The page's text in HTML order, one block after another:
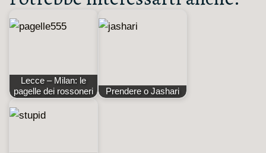
Lecce – Milan: le
pagelle dei rossoneri
Prendere o Jashari